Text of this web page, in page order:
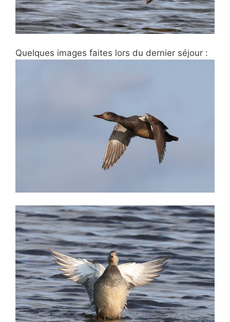
Quelques images faites lors du dernier séjour :